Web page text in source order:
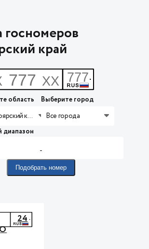
край
область
Красноярский край
Выберите город
Все города
диапазон
-
Подобрать номер
24